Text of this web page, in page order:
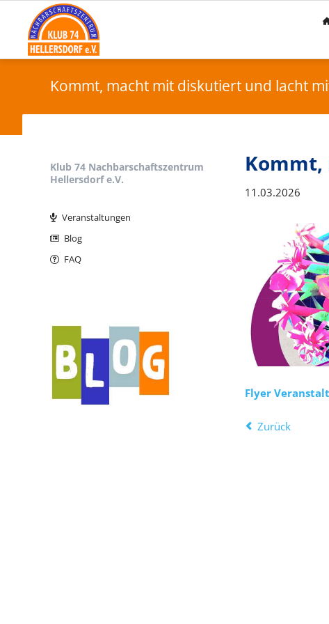
Kommt, macht mit diskutiert und lacht
11.03.2026
Flyer
Zurück
Klub 74 Nachbarschaftszentrum
Hellersdorf e.V.
überspringen
Veranstaltungen
Blog
FAQ